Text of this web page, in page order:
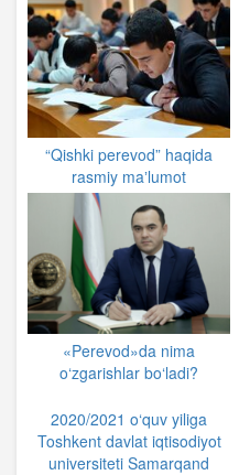
“Qishki perevod” haqida
rasmiy maʼlumot
«Perevod»da nima
o‘zgarishlar bo‘ladi?
2020/2021 o‘quv yiliga
Toshkent davlat iqtisodiyot
universiteti Samarqand